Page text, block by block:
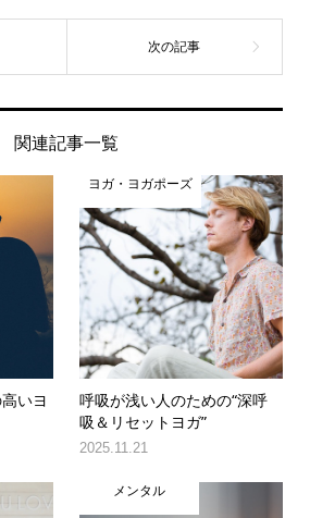
関連記事一覧
いヨ
ヨガ・ヨガポーズ
呼吸が浅い人のための“深呼
吸＆リセットヨガ”
2025.11.21
メンタル